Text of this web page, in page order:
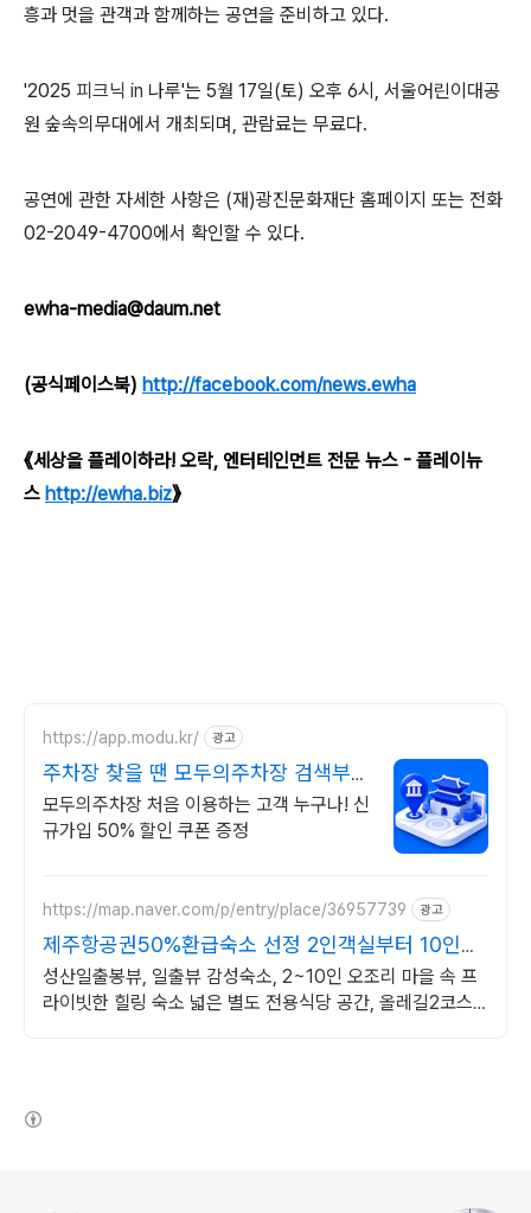
흥과 멋을 관객과 함께하는 공연을 준비하고 있다.
'2025 피크닉 in 나루'는 5월 17일(토) 오후 6시 , 서울어린이대공
원 숲속의무대에서 개최되며, 관람료는 무료다.
공연에 관한 자세한 사항은 (재)광진문화재단 홈페이지 또는 전화
02-2049-4700에서 확인할 수 있다.
ewha-media@daum.net
(공식페이스북) http://facebook.com/news.ewha
《세상을 플레이하라! 오락, 엔터테인먼트 전문 뉴스 - 플레이뉴
스 http://ewha.biz》
https://app.modu.kr/ 광고
주차장 찾을 땐 모두의주차장 검색부터
결제까지 한번에!
모두의주차장 처음 이용하는 고객 누구나! 신
규가입 50% 할인 쿠폰 증정
https://map.naver.com/p/entry/place/36957739 광고
제주항공권50%환급숙소 선정 2인객실부터 10인객
실 구성
성산일출봉뷰, 일출뷰 감성숙소, 2~10인 오조리 마을 속 프
라이빗한 힐링 숙소 넓은 별도 전용식당 공간, 올레길2코스